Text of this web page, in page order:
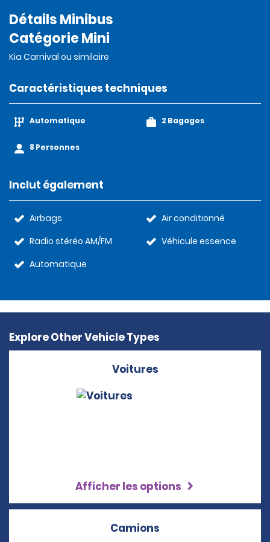
Détails Minibus
Catégorie Mini
Kia Carnival ou similaire
Caractéristiques techniques
Automatique
8 Personnes
2 Bagages
Inclut également
Airbags
Radio stéréo AM/FM
Automatique
Air conditionné
Véhicule essence
Explore Other Vehicle Types
Voitures
Afficher les options
Camions